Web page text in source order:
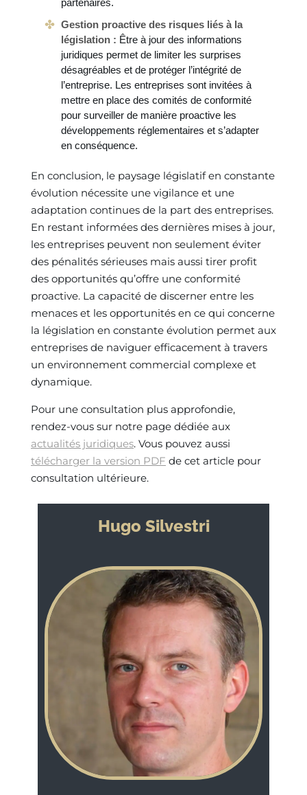
partenaires.
Gestion proactive des risques liés à la
législation : Être à jour des informations
juridiques permet de limiter les surprises
désagréables et de protéger l’intégrité de
l’entreprise. Les entreprises sont invitées à
mettre en place des comités de conformité
pour surveiller de manière proactive les
développements réglementaires et s’adapter
en conséquence.
En conclusion, le paysage législatif en constante
évolution nécessite une vigilance et une
adaptation continues de la part des entreprises.
En restant informées des dernières mises à jour,
les entreprises peuvent non seulement éviter
des pénalités sérieuses mais aussi tirer profit
des opportunités qu’offre une conformité
proactive. La capacité de discerner entre les
menaces et les opportunités en ce qui concerne
la législation en constante évolution permet aux
entreprises de naviguer efficacement à travers
un environnement commercial complexe et
dynamique.
Pour une consultation plus approfondie,
rendez-vous sur notre page dédiée aux
actualités juridiques. Vous pouvez aussi
télécharger la version PDF de cet article pour
consultation ultérieure.
Hugo Silvestri